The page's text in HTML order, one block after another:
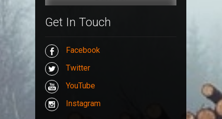
Get In Touch
Facebook
Twitter
YouTube
Instagram